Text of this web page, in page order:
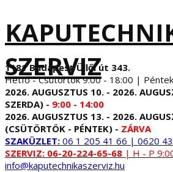
SZERVIZ
1181 Budapest Üllői út 343.
Hétfő - Csütörtök 9:00 - 18:00 |
2026. AUGUSZTUS 10. - 2026.
SZERDA) - 9:00 - 14:00
2026. AUGUSZTUS 13. - 2026.
(CSÜTÖRTÖK - PÉNTEK) - ZÁRVA
SZAKÜZLET: 06 1 205 41 66 | 0620
SZERVIZ: 06-20-224-65-68 | H - P
info@kaputechnikaszerviz.hu